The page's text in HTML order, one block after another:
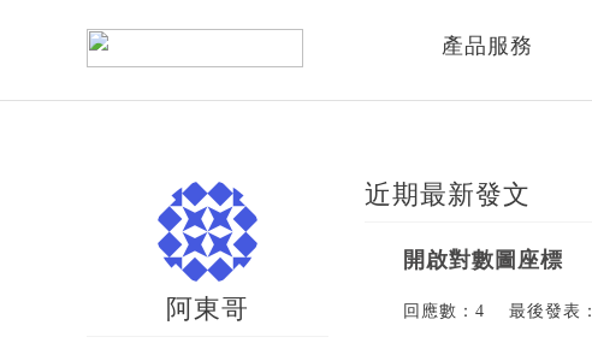
產品服務
阿東哥
近期最新發文
開啟對數圖座標
回應數：4 最後發表：